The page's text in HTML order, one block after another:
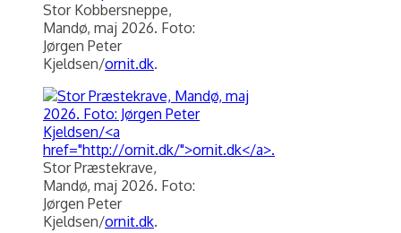
Stor Kobbersneppe,
Mandø, maj 2026. Foto:
Jørgen Peter
Kjeldsen/ornit.dk.
Stor Præstekrave,
Mandø, maj 2026. Foto:
Jørgen Peter
Kjeldsen/ornit.dk.